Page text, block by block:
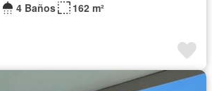
4 Baños
162 m²